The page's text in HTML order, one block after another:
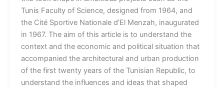
Tunis Faculty of Science, designed from 1964, and
the Cité Sportive Nationale d’El Menzah, inaugurated
in 1967. The aim of this article is to understand the
context and the economic and political situation that
accompanied the architectural and urban production
of the first twenty years of the Tunisian Republic, to
understand the influences and ideas that shaped